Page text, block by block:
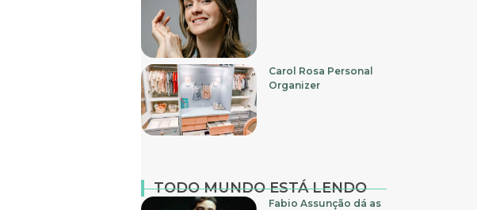
Carol Rosa Personal
Organizer
TODO MUNDO ESTÁ LENDO
Fabio Assunção dá as